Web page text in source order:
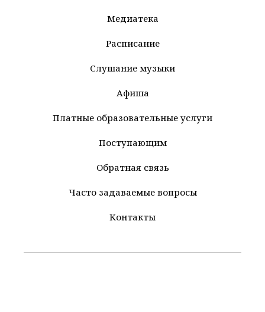
Медиатека
Расписание
Слушание музыки
Афиша
Платные образовательные услуги
Поступающим
Обратная связь
Часто задаваемые вопросы
Контакты